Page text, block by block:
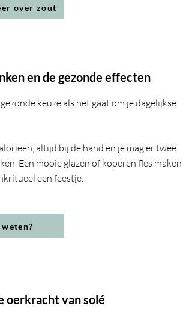
over zout
en de gezonde effecten
keuze als het gaat om je dagelijkse
altijd bij de hand en je mag er twee
Een mooie glazen of koperen fles maken
een feestje.
oerkracht van solé